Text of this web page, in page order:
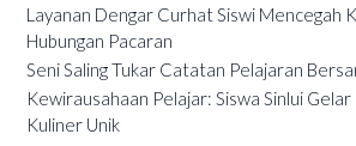
Layanan Dengar Curhat Siswi Mencegah
Hubungan Pacaran
Seni Saling Tukar Catatan Pelajaran
Kewirausahaan Pelajar: Siswa Sinlui
Kuliner Unik